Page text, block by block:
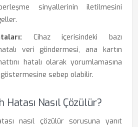
sinyallerinin iletilmesini
Cihaz içerisindeki bazı
veri göndermesi, ana kartın
hatalı olarak yorumlamasına
sebep olabilir.
Nasıl Çözülür?
nasıl çözülür sorusuna yanıt